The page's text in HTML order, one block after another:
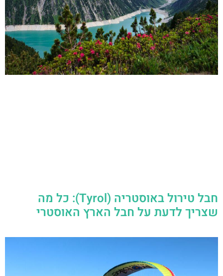
חבל טירול באוסטריה (Tyrol): כל מה
שצריך לדעת על חבל הארץ האוסטרי